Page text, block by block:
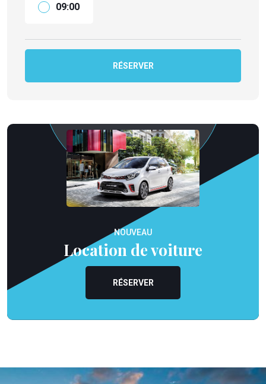
09:00
RÉSERVER
NOUVEAU
Location de voiture
RÉSERVER